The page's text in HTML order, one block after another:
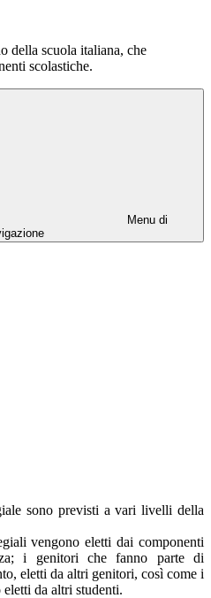
della scuola italiana, che
scolastiche.
Menu di
sono previsti a vari livelli della
vengono eletti dai componenti
i genitori che fanno parte di
eletti da altri genitori, così come i
eletti da altri studenti.